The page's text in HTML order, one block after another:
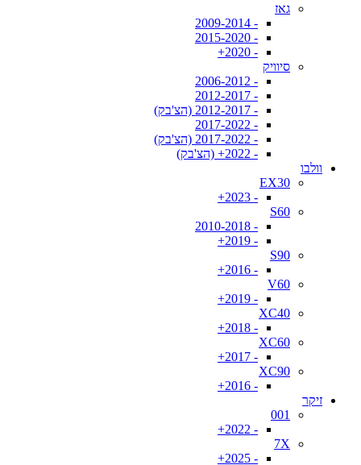
גאז
- 2009-2014
- 2015-2020
- 2020+
סיוויק
- 2006-2012
- 2012-2017
- 2012-2017 (הצ'בק)
- 2017-2022
- 2017-2022 (הצ'בק)
- 2022+ (הצ'בק)
וולבו
EX30
- 2023+
S60
- 2010-2018
- 2019+
S90
- 2016+
V60
- 2019+
XC40
- 2018+
XC60
- 2017+
XC90
- 2016+
זיקר
001
- 2022+
7X
- 2025+